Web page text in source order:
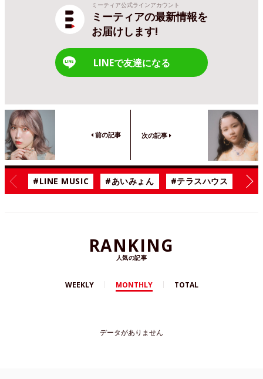
ミーティア公式ラインアカウント
ミーティアの最新情報を
お届けします!
LINEで友達になる
前の記事 次の記事
#LINE MUSIC #あいみょん #テラスハウス #漫
RANKING
人気の記事
WEEKLY MONTHLY TOTAL
データがありません